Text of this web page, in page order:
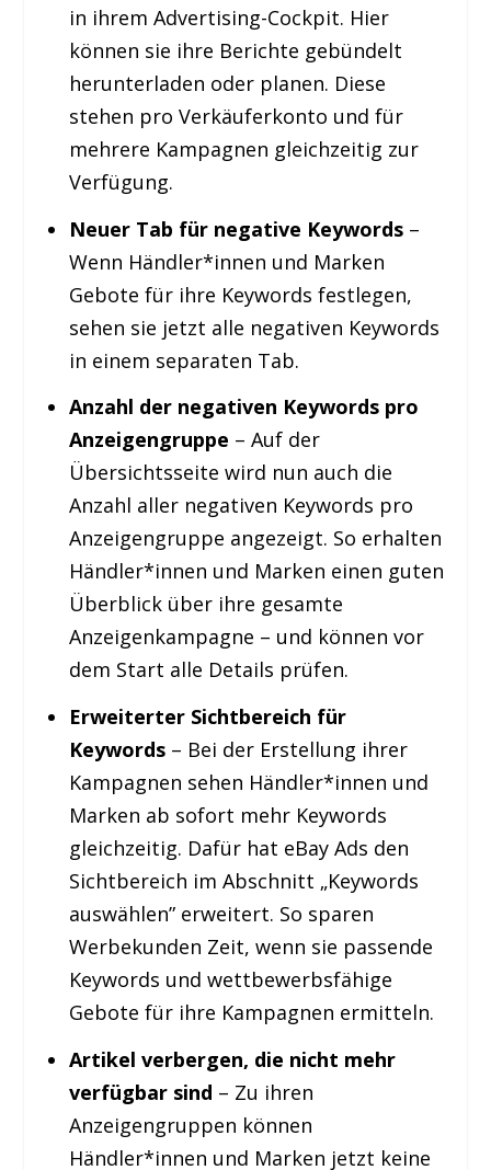
in ihrem Advertising-Cockpit. Hier
können sie ihre Berichte gebündelt
herunterladen oder planen. Diese
stehen pro Verkäuferkonto und für
mehrere Kampagnen gleichzeitig zur
Verfügung.
Neuer Tab für negative Keywords–
Wenn Händler*innen und Marken
Gebote für ihre Keywords festlegen,
sehen sie jetzt alle negativen Keywords
in einem separaten Tab.
Anzahl der negativen Keywords pro
Anzeigengruppe – Auf der
Übersichtsseite wird nun auch die
Anzahl aller negativen Keywords pro
Anzeigengruppe angezeigt. So erhalten
Händler*innen und Marken einen guten
Überblick über ihre gesamte
Anzeigenkampagne – und können vor
dem Start alle Details prüfen.
Erweiterter Sichtbereich für
Keywords– Bei der Erstellung ihrer
Kampagnen sehen Händler*innen und
Marken ab sofort mehr Keywords
gleichzeitig. Dafür hat eBay Ads den
Sichtbereich im Abschnitt „Keywords
auswählen” erweitert. So sparen
Werbekunden Zeit, wenn sie passende
Keywords und wettbewerbsfähige
Gebote für ihre Kampagnen ermitteln.
Artikel verbergen, die nicht mehr
verfügbar sind – Zu ihren
Anzeigengruppen können
Händler*innen und Marken jetzt keine